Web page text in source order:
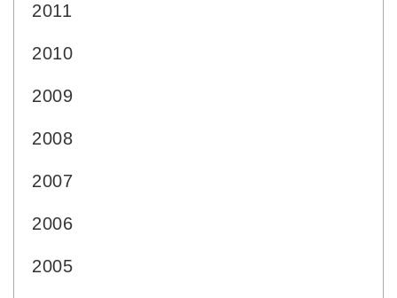
2011
2010
2009
2008
2007
2006
2005